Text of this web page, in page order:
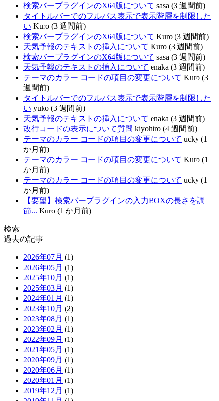
検索バープラグインのX64版について sasa (3 週間前)
タイトルバーでのフルパス表示で表示階層を制限した
い Kuro (3 週間前)
検索バープラグインのX64版について Kuro (3 週間前)
天気予報のテキストの挿入について Kuro (3 週間前)
検索バープラグインのX64版について sasa (3 週間前)
天気予報のテキストの挿入について enaka (3 週間前)
テーマのカラー コードの項目の変更について Kuro (3
週間前)
タイトルバーでのフルパス表示で表示階層を制限した
い yuko (3 週間前)
天気予報のテキストの挿入について enaka (3 週間前)
改行コードの表示について質問 kiyohiro (4 週間前)
テーマのカラー コードの項目の変更について ucky (1
か月前)
テーマのカラー コードの項目の変更について Kuro (1
か月前)
テーマのカラー コードの項目の変更について ucky (1
か月前)
【要望】検索バープラグインの入力BOXの長さを調
節... Kuro (1 か月前)
検索
過去の記事
2026年07月 (1)
2026年05月 (1)
2025年10月 (1)
2025年03月 (1)
2024年01月 (1)
2023年10月 (2)
2023年08月 (1)
2023年02月 (1)
2022年09月 (1)
2021年05月 (1)
2020年09月 (1)
2020年06月 (1)
2020年01月 (1)
2019年12月 (1)